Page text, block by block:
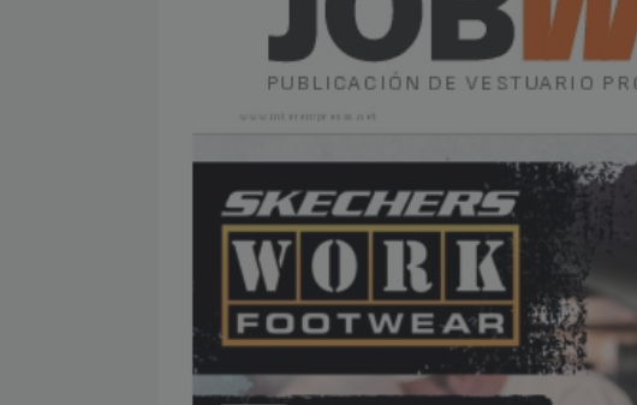
[ julio 2, 2026 ]
¿La búsqueda «zero-click»
NOTICIAS
Reuters Institute Digital News
[ julio 6, 2026 ] Con la IA como principal acceso
el mayor activo de los medios.
NOTICIAS